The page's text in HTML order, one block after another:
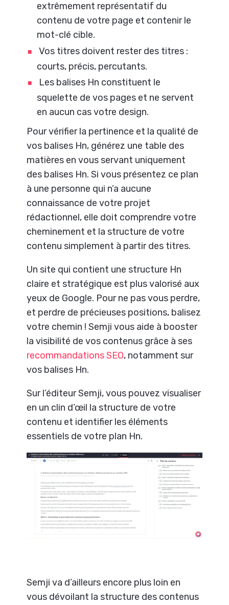
extrêmement représentatif du
contenu de votre page et contenir le
mot-clé cible.
Vos titres doivent rester des titres :
courts, précis, percutants.
Les balises Hn constituent le
squelette de vos pages et ne servent
en aucun cas votre design.
Pour vérifier la pertinence et la qualité de
vos balises Hn, générez une table des
matières en vous servant uniquement
des balises Hn. Si vous présentez ce plan
à une personne qui n’a aucune
connaissance de votre projet
rédactionnel, elle doit comprendre votre
cheminement et la structure de votre
contenu simplement à partir des titres.
Un site qui contient une structure Hn
claire et stratégique est plus valorisé aux
yeux de Google. Pour ne pas vous perdre,
et perdre de précieuses positions, balisez
votre chemin ! Semji vous aide à booster
la visibilité de vos contenus grâce à ses
recommandations SEO, notamment sur
vos balises Hn.
Sur l’éditeur Semji, vous pouvez visualiser
en un clin d’œil la structure de votre
contenu et identifier les éléments
essentiels de votre plan Hn.
Semji va d’ailleurs encore plus loin en
vous dévoilant la structure des contenus